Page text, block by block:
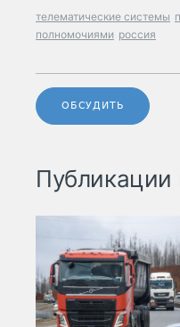
телематические системы
полномочиями россия
ОБСУДИТЬ
Публикации